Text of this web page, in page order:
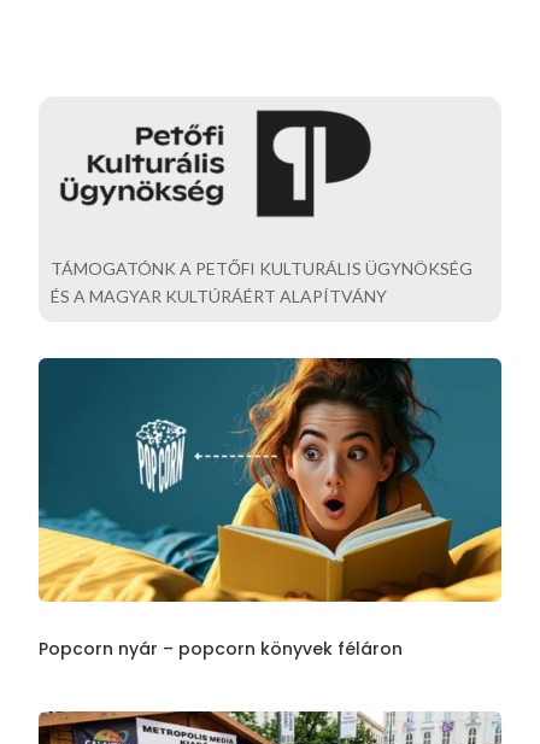
TÁMOGATÓNK A PETŐFI KULTURÁLIS ÜGYNÖKSÉG
ÉS A MAGYAR KULTÚRÁÉRT ALAPÍTVÁNY
Popcorn nyár – popcorn könyvek féláron